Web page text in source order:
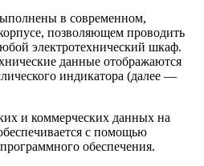
в современном,
позволяющем проводить
электротехнический шкаф.
данные отображаются
индикатора (далее —
и коммерческих данных на
с помощью
обеспечения.